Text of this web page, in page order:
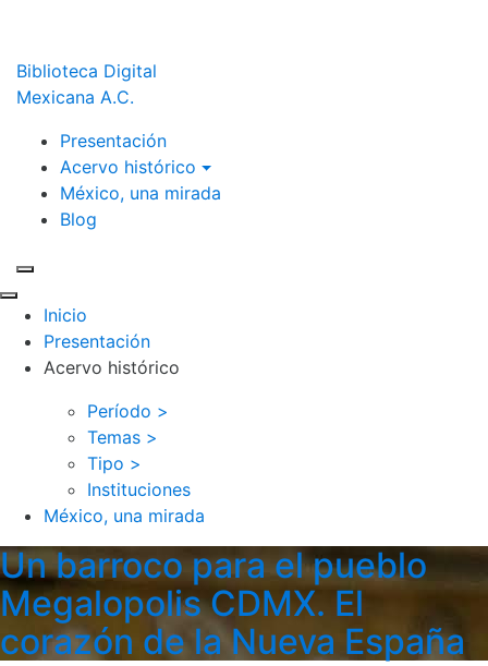
Biblioteca Digital
Mexicana A.C.
Presentación
Acervo histórico
México, una mirada
Blog
Inicio
Presentación
Acervo histórico
Período >
Temas >
Tipo >
Instituciones
México, una mirada
Un barroco para el pueblo
Megalopolis CDMX. El
corazón de la Nueva España